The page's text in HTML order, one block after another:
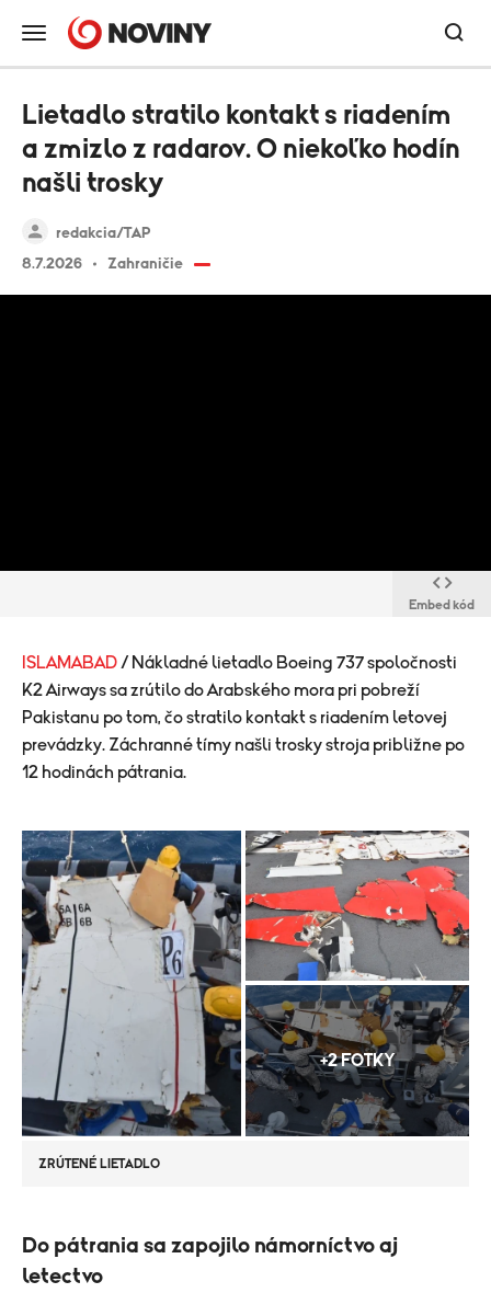
redakcia/TAP
8.7.2026
Zahraničie
Lietadlo stratilo kontakt s riadením
a zmizlo z radarov. O niekoľko hodín
našli trosky
Embed kód
ISLAMABAD / Nákladné lietadlo Boeing 737 spoločnosti
K2 Airways sa zrútilo do Arabského mora pri pobreží
Pakistanu po tom, čo stratilo kontakt s riadením letovej
prevádzky. Záchranné tímy našli trosky stroja približne po
12 hodinách pátrania.
+2 FOTKY
ZRÚTENÉ LIETADLO
Do pátrania sa zapojilo námorníctvo aj
letectvo